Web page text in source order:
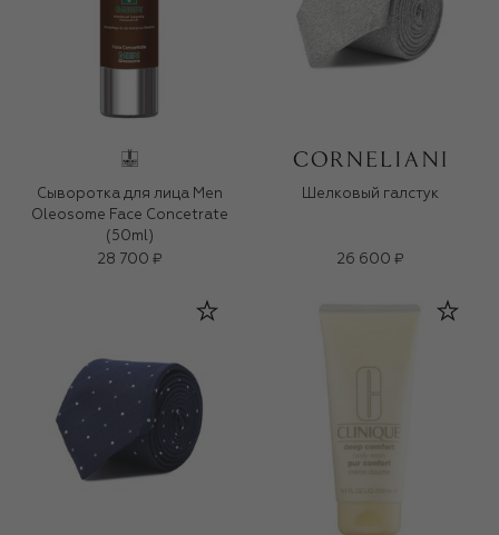
Сыворотка для лица Men
Oleosome Face Concetrate
(50ml)
28 700 ₽
Шелковый галстук
26 600 ₽